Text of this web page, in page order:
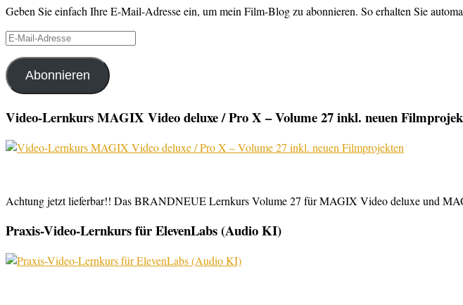
Geben Sie einfach Ihre E-Mail-Adresse ein, um mein Film-Blog zu abonnieren. So erhalten Sie
E-
Adresse
Abonnieren
Video-Lernkurs MAGIX Video deluxe / Pro X – Volume 27 inkl. neuen
Achtung jetzt lieferbar!! Das BRANDNEUE Lernkurs Volume 27 für MAGIX Video deluxe und
Praxis-Video-Lernkurs für ElevenLabs (Audio KI)